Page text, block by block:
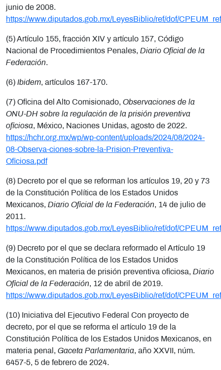
junio de 2008.
https://www.diputados.gob.mx/LeyesBiblio/ref/dof/
(5) Artículo 155, fracción XIV y artículo 157, Código
Nacional de Procedimientos Penales, Diario Oficial de la
Federación.
(6) Ibidem, artículos 167-170.
(7) Oficina del Alto Comisionado, Observaciones de la
ONU-DH sobre la regulación de la prisión preventiva
oficiosa, México, Naciones Unidas, agosto de 2022.
https://hchr.org.mx/wp/wp-content/uploads/2024/08/2024-
08-Observa-ciones-sobre-la-Prision-Preventiva-
Oficiosa.pdf
(8) Decreto por el que se reforman los artículos 19, 20 y 73
de la Constitución Política de los Estados Unidos
Mexicanos, Diario Oficial de la Federación, 14 de julio de
2011.
https://www.diputados.gob.mx/LeyesBiblio/ref/dof/
(9) Decreto por el que se declara reformado el Artículo 19
de la Constitución Política de los Estados Unidos
Mexicanos, en materia de prisión preventiva oficiosa, Diario
Oficial de la Federación, 12 de abril de 2019.
https://www.diputados.gob.mx/LeyesBiblio/ref/dof/
(10) Iniciativa del Ejecutivo Federal Con proyecto de
decreto, por el que se reforma el artículo 19 de la
Constitución Política de los Estados Unidos Mexicanos, en
materia penal, Gaceta Parlamentaria, año XXVII, núm.
6457-5, 5 de febrero de 2024.